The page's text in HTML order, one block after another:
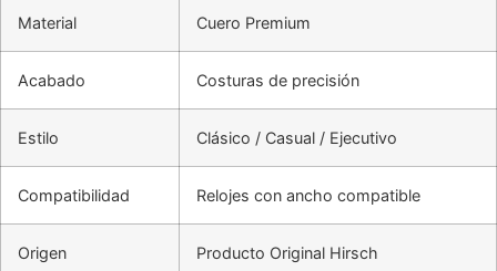
Material Cuero Premium
Acabado Costuras de precisión
Estilo Clásico / Casual / Ejecutivo
Compatibilidad Relojes con ancho compatible
Origen Producto Original Hirsch